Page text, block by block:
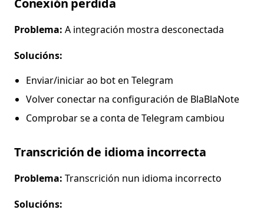
Conexión perdida
Problema: A integración mostra desconectada
Solucións:
Enviar/iniciar ao bot en Telegram
Volver conectar na configuración de BlaBlaNote
Comprobar se a conta de Telegram cambiou
Transcrición de idioma incorrecta
Problema: Transcrición nun idioma incorrecto
Solucións: